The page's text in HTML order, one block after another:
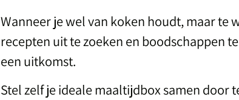
Wanneer je wel van koken houdt, maar te
recepten uit te zoeken en boodschappen
een uitkomst.
Stel zelf je ideale maaltijdbox samen door